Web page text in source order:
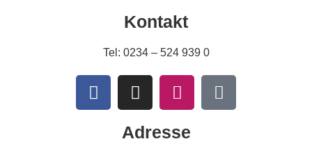
Kontakt
Tel: 0234 – 524 939 0
Adresse